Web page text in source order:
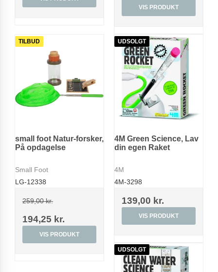
VIS PRODUKT
TILBUD
small foot Natur-forsker,
På opdagelse
Small Foot
LG-12338
259,00 kr.
194,25 kr.
VIS PRODUKT
UDSOLGT
4M Green Science, Lav
din egen Raket
4M
4M-3298
139,00 kr.
VIS PRODUKT
UDSOLGT